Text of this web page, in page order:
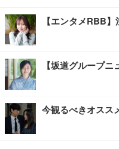
【エンタメRBB
【坂道グループ
今観るべきオスス